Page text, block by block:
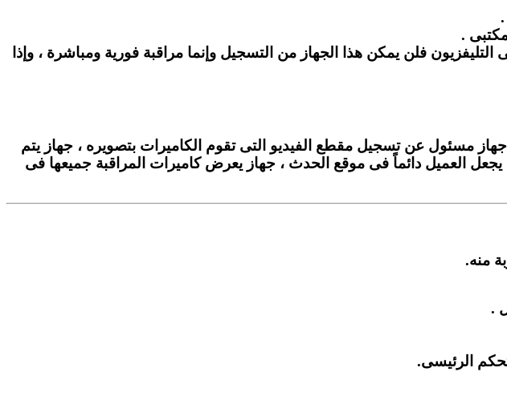
فلن يمكن هذا الجهاز من التسجيل وإنما مراقبة فورية ومباشرة ، وإذا
مسئول عن تسجيل مقطع الفيديو التى تقوم الكاميرات بتصويره ، جهاز يتم
يجعل العميل دائماً فى موقع الحدث ، جهاز يعرض كاميرات المراقبة جميعها فى
منه.
.
الرئيسى.